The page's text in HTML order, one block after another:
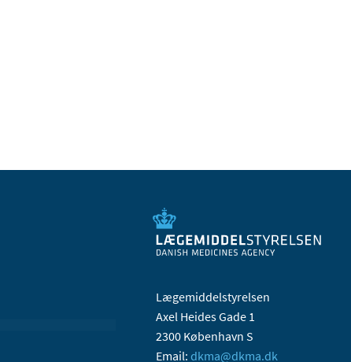
Lægemiddelstyrelsen
Axel Heides Gade 1
2300 København S
Email: dkma@dkma.dk